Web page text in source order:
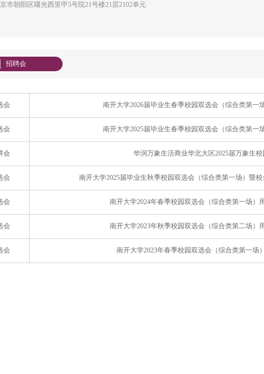
市朝阳区曙光西里甲5号院21号楼21层2102单元
招聘会
会 南开大学2026届毕业生春季校园双选会（综合类第一
会 南开大学2025届毕业生春季校园双选会（综合类第一
会 华润万象生活商业华北大区2025届万象生
会 南开大学2025届毕业生秋季校园双选会（综合类第一场）暨
会 南开大学2024年春季校园双选会（综合类第一场）
会 南开大学2023年秋季校园双选会（综合类第二场）
会 南开大学2023年春季校园双选会（综合类第一场